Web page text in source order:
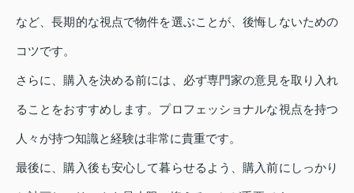
など、長期的な視点で物件を選ぶことが、後悔しないための
コツです。
さらに、購入を決める前には、必ず専門家の意見を取り入れ
ることをおすすめします。プロフェッショナルな視点を持つ
人々が持つ知識と経験は非常に貴重です。
最後に、購入後も安心して暮らせるよう、購入前にしっかり